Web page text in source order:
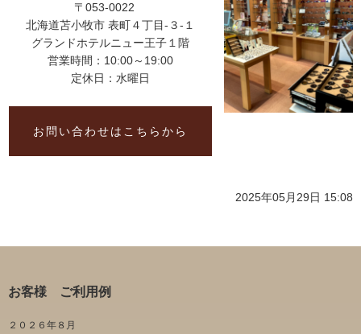
〒053-0022
北海道苫小牧市 表町４丁目-３-１
グランドホテルニュー王子１階
営業時間：10:00～19:00
定休日：水曜日
お問い合わせはこちらから
2025年05月29日 15:08
お客様 ご利用例
２０２６年８月